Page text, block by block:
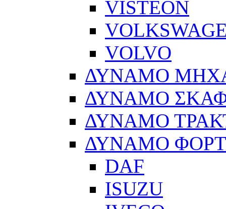
VISTEON
VOLVO
ΔΥΝΑΜΟ
ΔΥΝΑΜΟ
ΔΥΝΑΜΟ
ΔΥΝΑΜΟ
DAF
ISUZU